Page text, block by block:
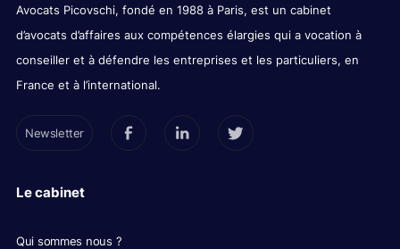
Avocats Picovschi, fondé en 1988 à Paris, est un cabinet
d’avocats d’affaires aux compétences élargies qui a vocation à
conseiller et à défendre les entreprises et les particuliers, en
France et à l’international.
Newsletter
Le cabinet
Qui sommes nous ?